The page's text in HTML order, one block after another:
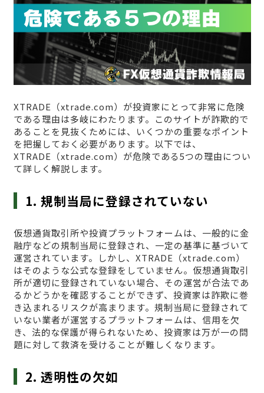
XTRADE（xtrade.com）が投資家にとって非常に危険
である理由は多岐にわたります。このサイトが詐欺的で
あることを見抜くためには、いくつかの重要なポイント
を把握しておく必要があります。以下では、
XTRADE（xtrade.com）が危険である5つの理由につい
て詳しく解説します。
1. 規制当局に登録されていない
仮想通貨取引所や投資プラットフォームは、一般的に金
融庁などの規制当局に登録され、一定の基準に基づいて
運営されています。しかし、XTRADE（xtrade.com）
はそのような公式な登録をしていません。仮想通貨取引
所が適切に登録されていない場合、その運営が合法であ
るかどうかを確認することができず、投資家は詐欺に巻
き込まれるリスクが高まります。規制当局に登録されて
いない業者が運営するプラットフォームは、信用を欠
き、法的な保護が得られないため、投資家は万が一の問
題に対して救済を受けることが難しくなります。
2. 透明性の欠如